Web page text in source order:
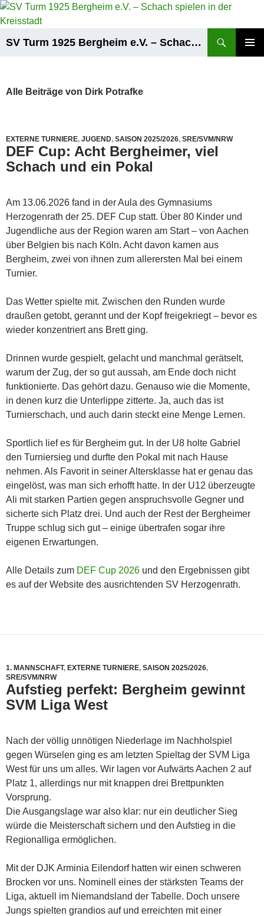
Zum
Inhalt
SV Turm 1925 Bergheim e.V. – Schach spielen in der Kreisstadt
Alle Beiträge von Dirk Potrafke
EXTERNE TURNIERE, JUGEND, SAISON 2025/2026, SRE/SVM/NRW
DEF Cup: Acht Bergheimer, viel
Schach und ein Pokal
Am 13.06.2026 fand in der Aula des Gymnasiums
Herzogenrath der 25. DEF Cup statt. Über 80 Kinder und
Jugendliche aus der Region waren am Start – von Aachen
über Belgien bis nach Köln. Acht davon kamen aus
Bergheim, zwei von ihnen zum allerersten Mal bei einem
Turnier.
Das Wetter spielte mit. Zwischen den Runden wurde
draußen getobt, gerannt und der Kopf freigekriegt – bevor es
wieder konzentriert ans Brett ging.
Drinnen wurde gespielt, gelacht und manchmal gerätselt,
warum der Zug, der so gut aussah, am Ende doch nicht
funktionierte. Das gehört dazu. Genauso wie die Momente,
in denen kurz die Unterlippe zitterte. Ja, auch das ist
Turnierschach, und auch darin steckt eine Menge Lernen.
Sportlich lief es für Bergheim gut. In der U8 holte Gabriel
den Turniersieg und durfte den Pokal mit nach Hause
nehmen. Als Favorit in seiner Altersklasse hat er genau das
eingelöst, was man sich erhofft hatte. In der U12 überzeugte
Ali mit starken Partien gegen anspruchsvolle Gegner und
sicherte sich Platz drei. Und auch der Rest der Bergheimer
Truppe schlug sich gut – einige übertrafen sogar ihre
eigenen Erwartungen.
Alle Details zum DEF Cup 2026 und den Ergebnissen gibt
es auf der Website des ausrichtenden SV Herzogenrath.
1. MANNSCHAFT, EXTERNE TURNIERE, SAISON 2025/2026,
SRE/SVM/NRW
Aufstieg perfekt: Bergheim gewinnt
SVM Liga West
Nach der völlig unnötigen Niederlage im Nachholspiel
gegen Würselen ging es am letzten Spieltag der SVM Liga
West für uns um alles. Wir lagen vor Aufwärts Aachen 2 auf
Platz 1, allerdings nur mit knappen drei Brettpunkten
Vorsprung.
Die Ausgangslage war also klar: nur ein deutlicher Sieg
würde die Meisterschaft sichern und den Aufstieg in die
Regionalliga ermöglichen.
Mit der DJK Arminia Eilendorf hatten wir einen schweren
Brocken vor uns. Nominell eines der stärksten Teams der
Liga, aktuell im Niemandsland der Tabelle. Doch unsere
Jungs spielten grandios auf und erreichten mit einer